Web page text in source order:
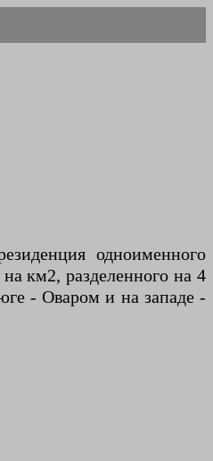
одноименного
км2, разделенного на 4
- Оваром и на западе -